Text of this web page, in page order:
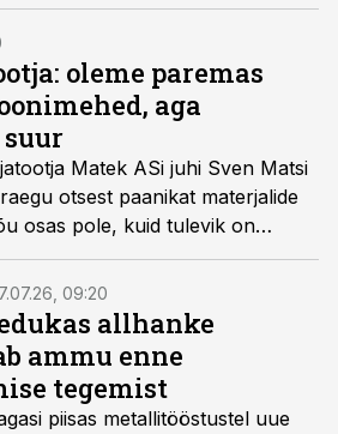
tegevjuht Annika
oleme paremas
aga
Matek ASi juhi Sven Matsi
otsest paanikat materjalide
osas pole, kuid tulevik on
09:20
allhanke
ammu enne
tegemist
piisas metallitööstustel uue